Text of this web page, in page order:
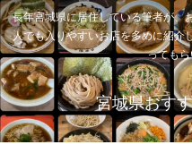
長年宮城県に居住している筆者が、
人でも入りやすいお店を多めに紹介
っても
宮城県おす